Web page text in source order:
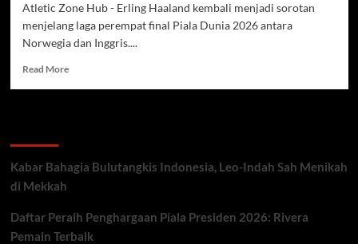
Atletic Zone Hub - Erling Haaland kembali menjadi sorotan
menjelang laga perempat final Piala Dunia 2026 antara
Norwegia dan Inggris....
Read MoreRead
Bek-
Siapa
Paling
Kabar Bahagia Bulutangkis Indonesia, Leo-Indah Sah Menikah
di Mekkah
Daftar Peraih Penghargaan Piala Presiden 2026: Rivera
Pemain Terbaik